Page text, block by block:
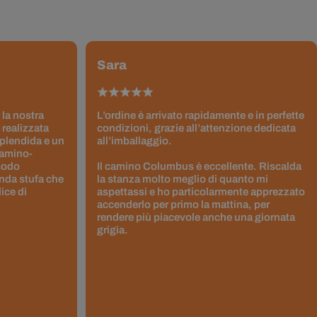
nostra
realizzata
e un
stufa che
di
Sara
L’ordine è arrivato rapidamente e in perfette
condizioni, grazie all’attenzione dedicata
all’imballaggio.
Il camino Columbus è eccellente. Riscalda
la stanza molto meglio di quanto mi
aspettassi e ho particolarmente apprezzato
accenderlo per primo la mattina, per
rendere più piacevole anche una giornata
grigia.